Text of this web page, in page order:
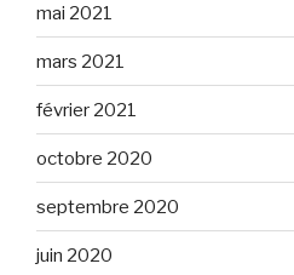
mai 2021
mars 2021
février 2021
octobre 2020
septembre 2020
juin 2020